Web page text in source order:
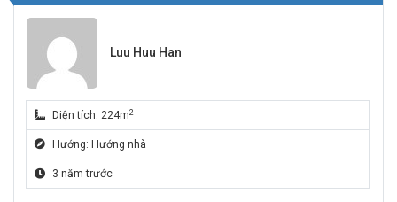
Luu Huu Han
Diện tích: 224m2
Hướng: Hướng nhà
3 năm trước